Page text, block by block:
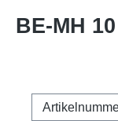
BE-MH 10